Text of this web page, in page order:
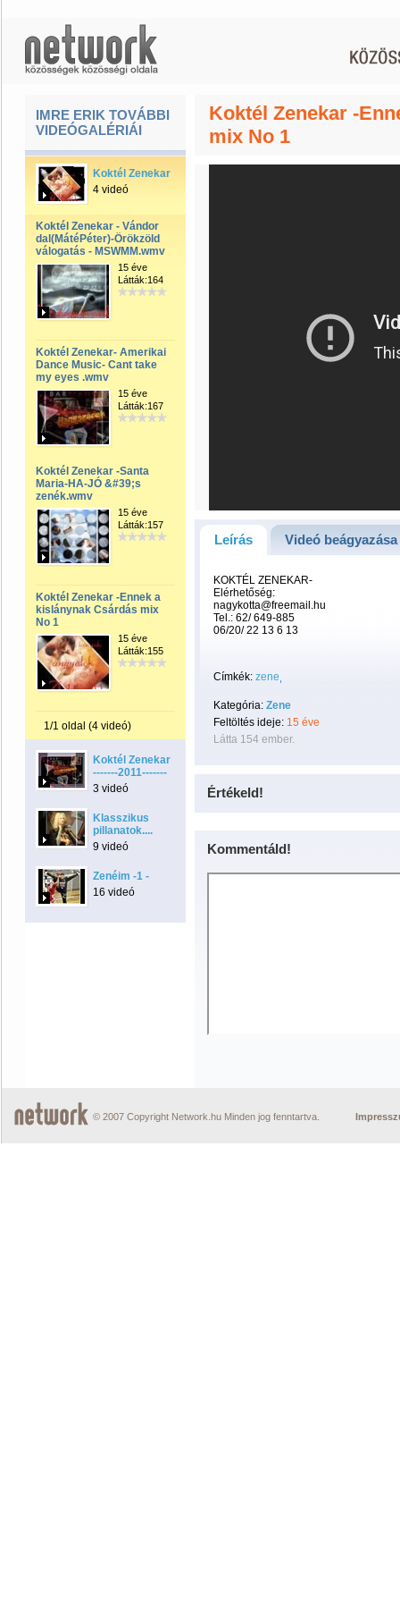
IMRE ERIK TOVÁBBI
VIDEÓGALÉRIÁI
Koktél Zenekar
4 videó
Koktél Zenekar - Vándor
dal(MátéPéter)-Örökzöld
válogatás - MSWMM.wmv
15 éve
Látták:164
Koktél Zenekar- Amerikai
Dance Music- Cant take
my eyes .wmv
15 éve
Látták:167
Koktél Zenekar -Santa
Maria-HA-JÓ &#39;s
zenék.wmv
15 éve
Látták:157
Koktél Zenekar -Ennek a
kislánynak Csárdás mix
No 1
15 éve
Látták:155
1/1 oldal (4 videó)
Koktél Zenekar
-------2011-------
3 videó
Klasszikus
pillanatok....
9 videó
Zenéim -1 -
16 videó
Koktél Zenekar -
mix No 1
Leírás Videó beágyazása
KOKTÉL ZENEKAR-
Elérhetőség:
nagykotta@freemail.hu
Tel.: 62/ 649-885
06/20/ 22 13 6 13
Címkék: zene
Kategória: Zene
Feltöltés ideje: 15 éve
Látta 154 ember.
Értékeld!
Kommentáld!
© 2007 Copyright Network.hu Minden jog fenntartva.